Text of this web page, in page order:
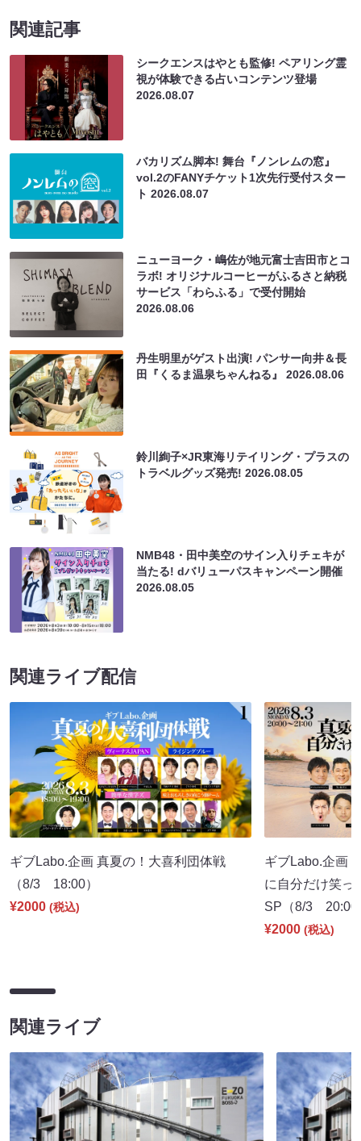
関連記事
シークエンスはやとも監修! ペアリング霊
視が体験できる占いコンテンツ登場
2026.08.07
バカリズム脚本! 舞台『ノンレムの窓』
vol.2のFANYチケット1次先行受付スター
ト2026.08.07
ニューヨーク・嶋佐が地元富士吉田市とコ
ラボ! オリジナルコーヒーがふるさと納税
サービス「わらふる」で受付開始
2026.08.06
丹生明里がゲスト出演! パンサー向井＆長
田『くるま温泉ちゃんねる』2026.08.06
鈴川絢子×JR東海リテイリング・プラスの
トラベルグッズ発売!2026.08.05
NMB48・田中美空のサイン入りチェキが
当たる! dバリューパスキャンペーン開催
2026.08.05
関連ライブ配信
ギブLabo.企画 真夏の！大喜利団体戦
（8/3 18:00）
¥2000 (税込)
ギブLabo.企画
に自分だけ笑っ
SP（8/3 20:00
¥2000 (税込)
関連ライブ